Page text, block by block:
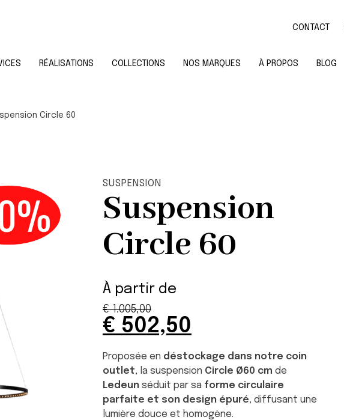
CONTACT
RÉALISATIONS COLLECTIONS NOS MARQUES À PROPOS BLOG
Circle 60
SUSPENSION
Suspension
Circle 60
À partir de
€1.005,00
Original
price
was:
€ 1.005,00.
€ 502,50
price
is:
€ 502,50.
Proposée en déstockage dans notre coin
outlet, la suspension Circle Ø60 cm de
Ledeunséduit par sa forme circulaire
parfaite et son design épuré, diffusant une
lumière douce et homogène.